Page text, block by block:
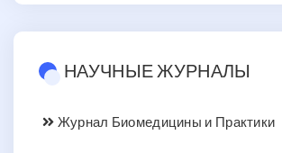
НАУЧНЫЕ ЖУРНАЛЫ
Журнал Биомедицины и Практики